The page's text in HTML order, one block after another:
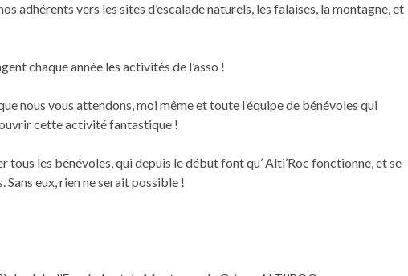
adhérents vers les sites d’escalade naturels, les falaises, la montagne, et
chaque année les activités de l’asso !
nous vous attendons, moi même et toute l’équipe de bénévoles qui
cette activité fantastique !
tous les bénévoles, qui depuis le début font qu’ Alti’Roc fonctionne, et se
eux, rien ne serait possible !